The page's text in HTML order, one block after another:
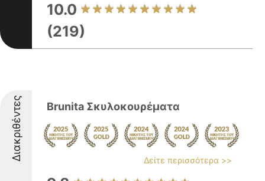
10.0
(219)
Διακριθέντες Brunita Σκυλοκουρέματα
Δείτε περισσότερα >>